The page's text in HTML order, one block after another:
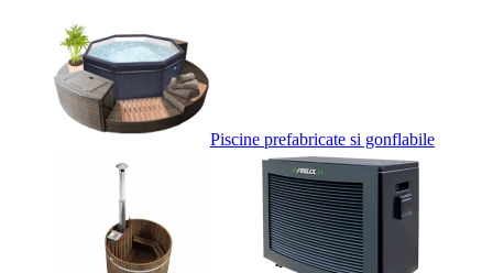
Piscine prefabricate si gonflabile